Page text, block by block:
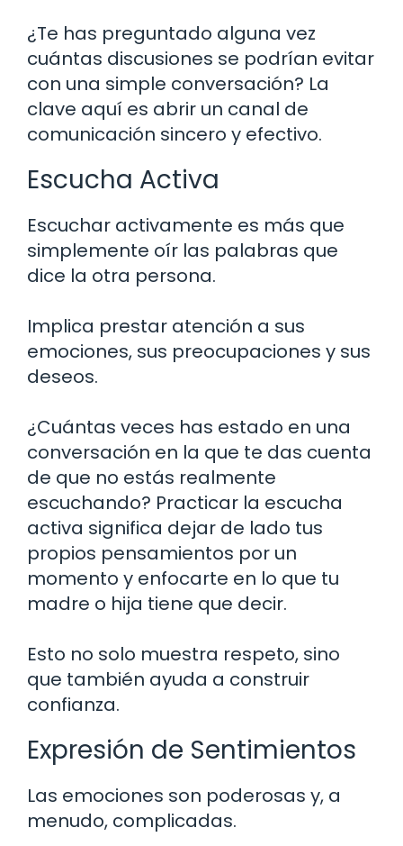
¿Te has preguntado alguna vez
cuántas discusiones se podrían evitar
con una simple conversación? La
clave aquí es abrir un canal de
comunicación sincero y efectivo.
Escucha Activa
Escuchar activamente es más que
simplemente oír las palabras que
dice la otra persona.
Implica prestar atención a sus
emociones, sus preocupaciones y sus
deseos.
¿Cuántas veces has estado en una
conversación en la que te das cuenta
de que no estás realmente
escuchando? Practicar la escucha
activa significa dejar de lado tus
propios pensamientos por un
momento y enfocarte en lo que tu
madre o hija tiene que decir.
Esto no solo muestra respeto, sino
que también ayuda a construir
confianza.
Expresión de Sentimientos
Las emociones son poderosas y, a
menudo, complicadas.